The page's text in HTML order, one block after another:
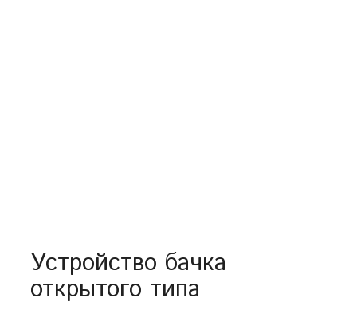
Устройство бачка
открытого типа